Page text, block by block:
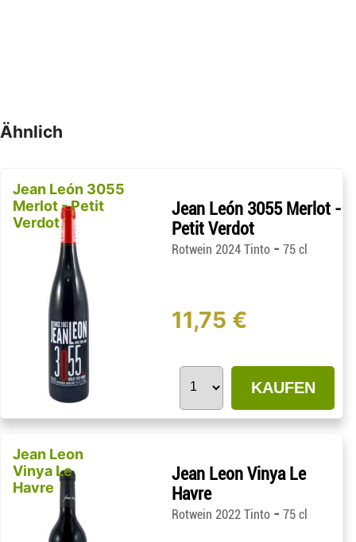
Ähnlich
Jean León 3055
Merlot - Petit
Verdot
Jean León 3055 Merlot -
Petit Verdot
Rotwein 2024 Tinto -75 cl
11,75 €
KAUFEN
Jean Leon
Vinya Le
Havre
Jean Leon Vinya Le
Havre
Rotwein 2022 Tinto -75 cl